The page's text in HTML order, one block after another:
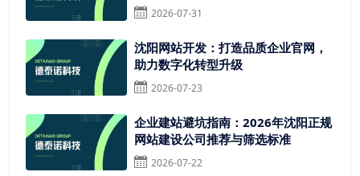
2026-07-31
沈阳网站开发：打造品质企业官网，
助力数字化转型升级
2026-07-23
企业建站避坑指南：2026年沈阳正规
网站建设公司推荐与筛选标准
2026-07-22